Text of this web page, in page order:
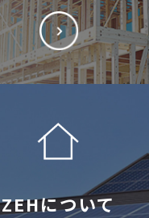
ZEHについて